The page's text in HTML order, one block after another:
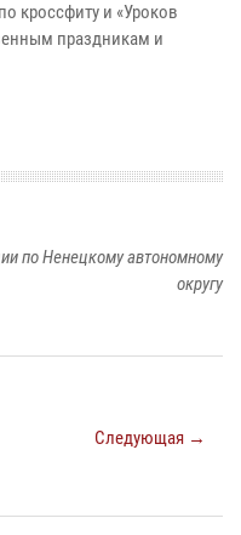
кроссфиту и «Уроков
праздникам и
по Ненецкому автономному
округу
Следующая →